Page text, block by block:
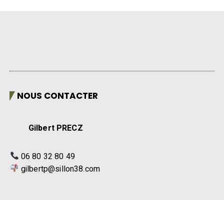
NOUS CONTACTER
Gilbert PRECZ
06 80 32 80 49
gilbertp@sillon38.com